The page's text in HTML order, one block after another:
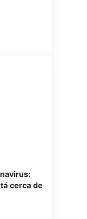
cerca de